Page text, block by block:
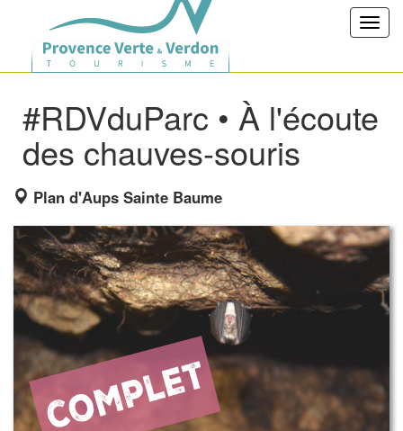
#RDVduParc • À l'écoute
des chauves-souris
Plan d'Aups Sainte Baume